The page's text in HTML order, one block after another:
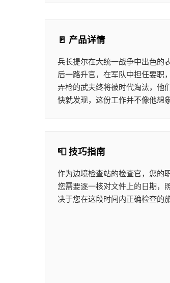
🚪 产品详情
兵长提尔在大统一战争中出色的
后一路升官，在军队中担任要职
弄枪的武夫终将被时代淘汰，他
快就发现，这份工作并不像他想
📮 技巧指南
作为边境检查站的检查官，您的
您需要逐一核对文件上的日期，
决于您在这段时间内正确检查的